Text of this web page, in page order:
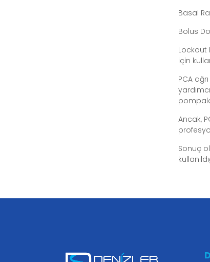
Basal
Bolus
Lockout
için
PCA
Ancak,
Sonuç